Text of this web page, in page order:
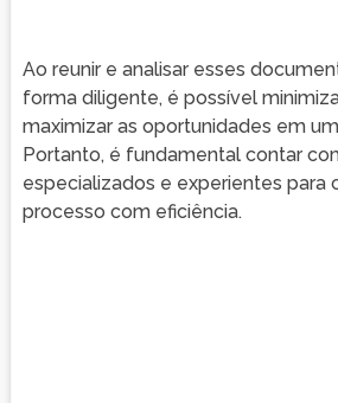
Ao reunir e analisar esses
forma diligente, é possível
maximizar as oportunidades em
Portanto, é fundamental contar
especializados e experientes para
processo com eficiência.